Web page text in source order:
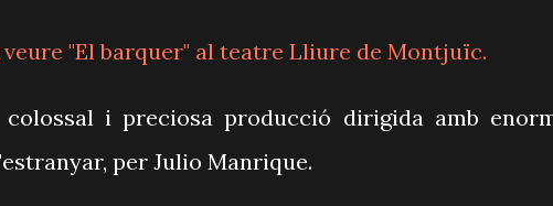
"El barquer" al teatre Lliure de Montjuïc.
colossal i preciosa producció dirigida amb
per Julio Manrique.